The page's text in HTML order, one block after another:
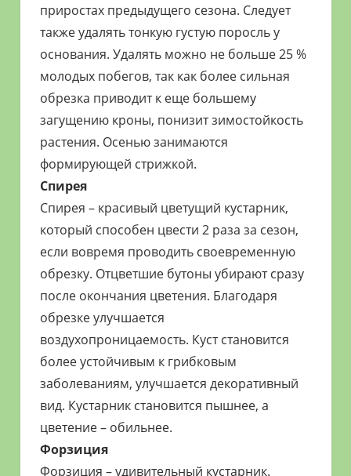
приростах предыдущего сезона. Следует
также удалять тонкую густую поросль у
основания. Удалять можно не больше 25 %
молодых побегов, так как более сильная
обрезка приводит к еще большему
загущению кроны, понизит зимостойкость
растения. Осенью занимаются
формирующей стрижкой.
Спирея
Спирея – красивый цветущий кустарник,
который способен цвести 2 раза за сезон,
если вовремя проводить своевременную
обрезку. Отцветшие бутоны убирают сразу
после окончания цветения. Благодаря
обрезке улучшается
воздухопроницаемость. Куст становится
более устойчивым к грибковым
заболеваниям, улучшается декоративный
вид. Кустарник становится пышнее, а
цветение – обильнее.
Форзиция
Форзиция – удивительный кустарник.